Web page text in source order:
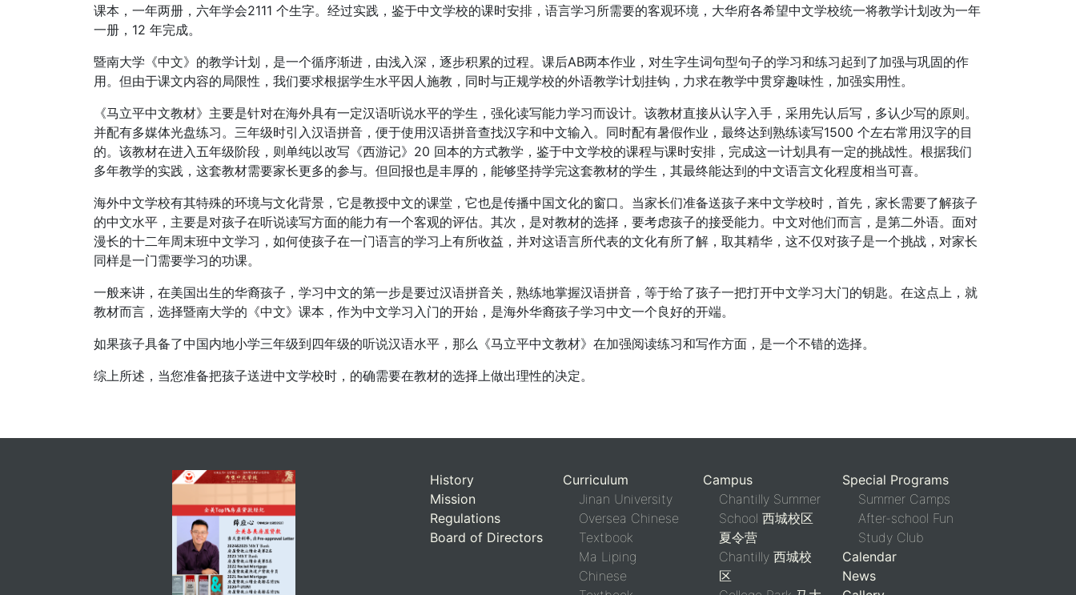
课本，一年两册，六年学会2111 个生字。经过实践，鉴于中文学校的课时安排，语言学习所需要的客观环境，大华府各希望中文学校统一将教学计划改为一年
一册，12 年完成。
暨南大学《中文》的教学计划，是一个循序渐进，由浅入深，逐步积累的过程。课后AB两本作业，对生字生词句型句子的学习和练习起到了加强与巩固的作
用。但由于课文内容的局限性，我们要求根据学生水平因人施教，同时与正规学校的外语教学计划挂钩，力求在教学中贯穿趣味性，加强实用性。
《马立平中文教材》主要是针对在海外具有一定汉语听说水平的学生，强化读写能力学习而设计。该教材直接从认字入手，采用先认后写，多认少写的原则。
并配有多媒体光盘练习。三年级时引入汉语拼音，便于使用汉语拼音查找汉字和中文输入。同时配有暑假作业，最终达到熟练读写1500 个左右常用汉字的目
的。该教材在进入五年级阶段，则单纯以改写《西游记》20 回本的方式教学，鉴于中文学校的课程与课时安排，完成这一计划具有一定的挑战性。根据我们
多年教学的实践，这套教材需要家长更多的参与。但回报也是丰厚的，能够坚持学完这套教材的学生，其最终能达到的中文语言文化程度相当可喜。
海外中文学校有其特殊的环境与文化背景，它是教授中文的课堂，它也是传播中国文化的窗口。当家长们准备送孩子来中文学校时，首先，家长需要了解孩子
的中文水平，主要是对孩子在听说读写方面的能力有一个客观的评估。其次，是对教材的选择，要考虑孩子的接受能力。中文对他们而言，是第二外语。面对
漫长的十二年周末班中文学习，如何使孩子在一门语言的学习上有所收益，并对这语言所代表的文化有所了解，取其精华，这不仅对孩子是一个挑战，对家长
同样是一门需要学习的功课。
一般来讲，在美国出生的华裔孩子，学习中文的第一步是要过汉语拼音关，熟练地掌握汉语拼音，等于给了孩子一把打开中文学习大门的钥匙。在这点上，就
教材而言，选择暨南大学的《中文》课本，作为中文学习入门的开始，是海外华裔孩子学习中文一个良好的开端。
如果孩子具备了中国内地小学三年级到四年级的听说汉语水平，那么《马立平中文教材》在加强阅读练习和写作方面，是一个不错的选择。
综上所述，当您准备把孩子送进中文学校时，的确需要在教材的选择上做出理性的决定。
History
Mission
Regulations
Board of Directors
Curriculum
Jinan University
Oversea Chinese
Textbook
Ma Liping
Chinese
Campus
Chantilly Summer
School 西城校区
夏令营
Chantilly 西城校
区
Special Programs
Summer Camps
After-school Fun
Study Club
Calendar
News